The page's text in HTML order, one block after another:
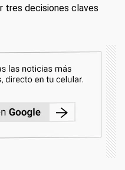
tres decisiones claves